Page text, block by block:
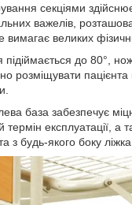
секціями
важелів,
вимагає великих
підіймається до 80°,
розміщувати пацієнта
база забезпечує
термін експлуатації, а
з будь-якого боку ліжка.